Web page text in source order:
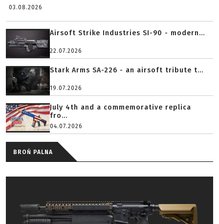
03.08.2026
Airsoft Strike Industries SI-90 - modern...
22.07.2026
Stark Arms SA-226 - an airsoft tribute t...
19.07.2026
July 4th and a commemorative replica
fro...
04.07.2026
BROŃ PALNA